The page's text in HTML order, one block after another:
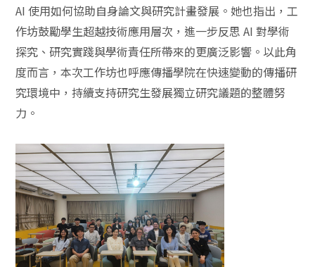
AI 使用如何協助自身論文與研究計畫發展。她也指出，工
作坊鼓勵學生超越技術應用層次，進一步反思 AI 對學術
探究、研究實踐與學術責任所帶來的更廣泛影響。以此角
度而言，本次工作坊也呼應傳播學院在快速變動的傳播研
究環境中，持續支持研究生發展獨立研究議題的整體努
力。